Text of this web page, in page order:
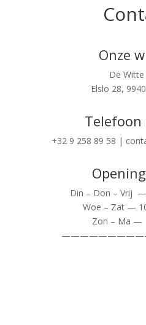
Onze
De
Elslo 28,
+32 9 258 89 58 |
Din – Don – Vrij
Woe – Zat —
Zon – Ma —